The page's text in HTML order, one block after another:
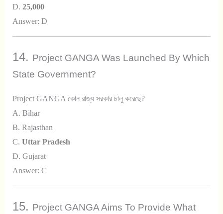
D. 25,000
Answer: D
14. Project GANGA Was Launched By Which
State Government?
Project GANGA কোন রাজ্য সরকার চালু করেছে?
A. Bihar
B. Rajasthan
C. Uttar Pradesh
D. Gujarat
Answer: C
15. Project GANGA Aims To Provide What